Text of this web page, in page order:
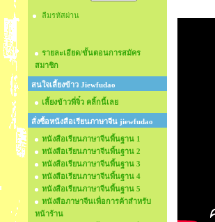
ลืมรหัสผ่าน
รายละเอียด/ขั้นตอนการสมัคร
สมาชิก
สนใจเลี้ยงข้าว Jiewfudao
เลี้ยงข้าวพี่จิ๋ว คลิ้กนี้เลย
สั่งซื้อหนังสือเรียนภาษาจีน jiewfudao
หนังสือเรียนภาษาจีนพื้นฐาน 1
หนังสือเรียนภาษาจีนพื้นฐาน 2
หนังสือเรียนภาษาจีนพื้นฐาน 3
หนังสือเรียนภาษาจีนพื้นฐาน 4
หนังสือเรียนภาษาจีนพื้นฐาน 5
หนังสือภาษาจีนเพื่อการค้าสำหรับ
หน้าร้าน